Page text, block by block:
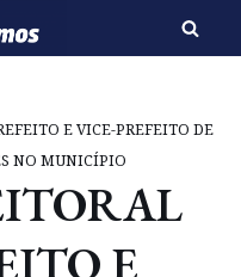
E VICE-PREFEITO DE
NO MUNICÍPIO
E